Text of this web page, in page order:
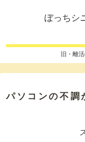
ぼっちシ
旧・離
パソコンの不調